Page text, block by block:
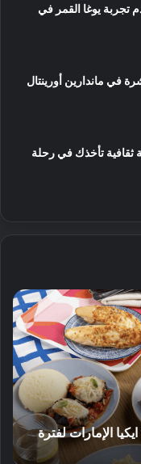
تجربة يوغا القمر في
في ماندارين أورينتال
ثقافية تأخذك في رحلة